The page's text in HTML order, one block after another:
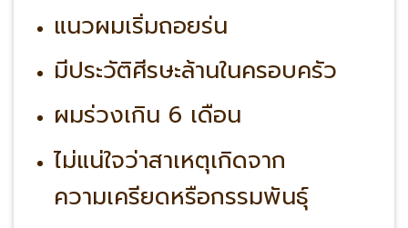
แนวผมเริ่มถอยร่น
มีประวัติศีรษะล้านในครอบครัว
ผมร่วงเกิน 6 เดือน
ไม่แน่ใจว่าสาเหตุเกิดจาก
ความเครียดหรือกรรมพันธุ์